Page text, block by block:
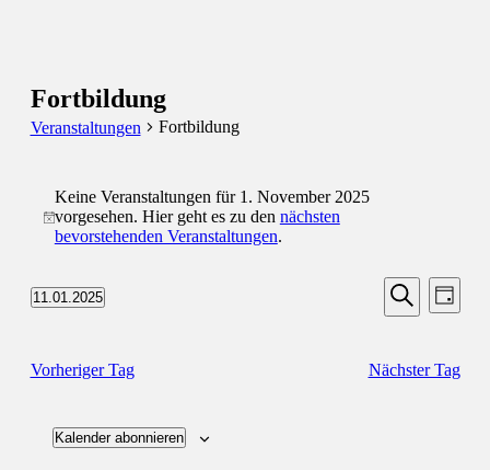
Fortbildung
Veranstaltungen Fortbildung
für
2025
Hinweis
Keine Veranstaltungen für 1. November 2025
vorgesehen. Hier geht es zu den nächsten
bevorstehenden Veranstaltungen.
Suche
Suche
Tag
11.01.2025
Vorheriger Tag
Nächster Tag
Kalender abonnieren